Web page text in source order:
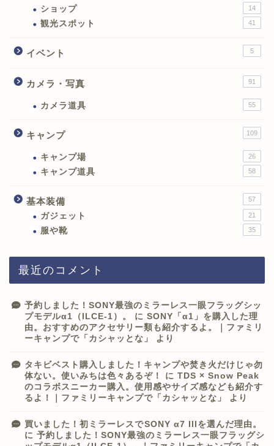
ショップ 14
観光スポット 41
イベント 5
カメラ・写真 91
カメラ道具 55
キャンプ 109
キャンプ場 26
キャンプ道具 58
基本装備 57
ガジェット 21
服や靴 35
最近のコメント
予約しました！SONY最強のミラーレス一眼フラッグシッ
プモデルα1（ILCE-1）。
に SONY「α1」を購入した理
由。おすすめのアクセサリー類も紹介するよ。｜ファミリ
ーキャンプで「カシャッとな」
より
タキビベスト購入しました！キャンプや焚き火だけじゃ勿
体ない。使いみちは色々あるぞ！
に TDS × Snow Peak
のコラボスニーカー購入。使用感やサイズ感なども紹介す
るよ！｜ファミリーキャンプで「カシャッとな」
より
買いました！初ミラーレスでSONY α7 IIIを選んだ理由。
に 予約しました！SONY最強のミラーレス一眼フラッグシ